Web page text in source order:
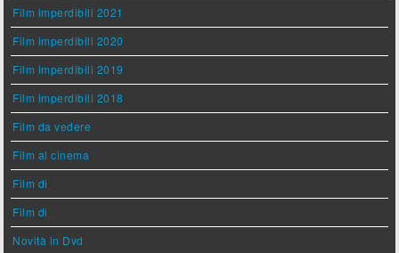
Film imperdibili 2021
Film imperdibili 2020
Film imperdibili 2019
Film imperdibili 2018
Film da vedere
Film al cinema
Film di
Film di
Novità in Dvd